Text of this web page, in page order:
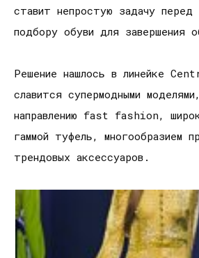
ставит непростую задачу перед
подбору обуви для завершения
Решение нашлось в линейке
славится супермодными
направлению fast fashion,
гаммой туфель, многообразием
трендовых аксессуаров.